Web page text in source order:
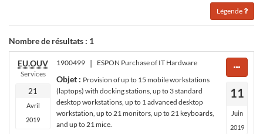
Légende
Nombre de résultats : 1
EU.OUV
Services
21
Avril
2019
1900499 | ESPON Purchase of IT Hardware
Objet : Provision of up to 15 mobile workstations
(laptops) with docking stations, up to 3 standard
desktop workstations, up to 1 advanced desktop
workstation, up to 21 monitors, up to 21 keyboards,
and up to 21 mice.
11
Juin
2019